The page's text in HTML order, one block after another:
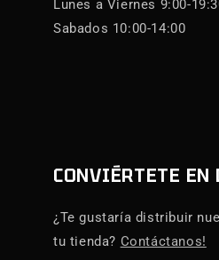
Lunes a Viernes 9:00-
Sabados 10:00-14:00
CONVIÉRTETE EN
¿Te gustaría distribuir
tu tienda? Contáctanos!